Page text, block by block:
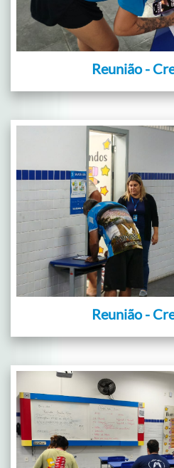
Reunião -
Reunião -